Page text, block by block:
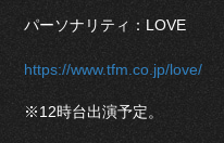
パーソナリティ：LOVE
https://www.tfm.co.jp/love/
※12時台出演予定。